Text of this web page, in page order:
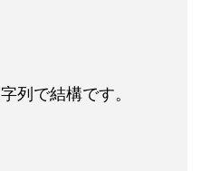
列で結構です。